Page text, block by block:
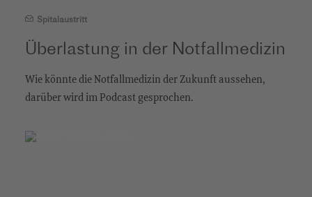
Spitalaustritt
Überlastung in der Notfallmedizin
Wie könnte die Notfallmedizin der Zukunft aussehen,
darüber wird im Podcast gesprochen.